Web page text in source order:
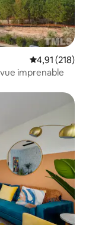
Évaluation
4,91 (218)
imprenable